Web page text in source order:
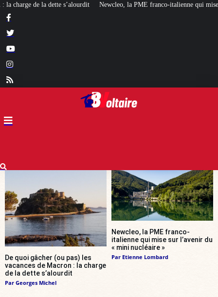
Newcleo, la PME franco-italienne qui mise sur l’avenir du « mini nucléaire »
De quoi gâcher (ou pas) les
vacances de Macron : la charge
de la dette s’alourdit
Par Georges Michel
Newcleo, la PME franco-
italienne qui mise sur l’avenir du
« mini nucléaire »
Par Etienne Lombard